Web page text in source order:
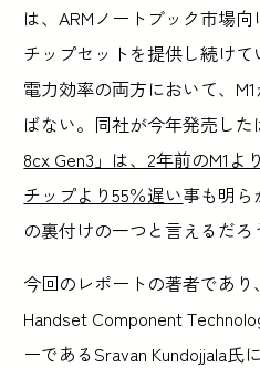
は、ARMノートブック市場
チップセットを提供し続け
電力効率の両方において、
ばない。同社が今年発売し
8cx Gen3」は、2年前のM1よ
チップより55％遅い事も明
の裏付けの一つと言えるだろ
今回のレポートの著者であ
Handset Component
ーであるSravan Kundojjala氏